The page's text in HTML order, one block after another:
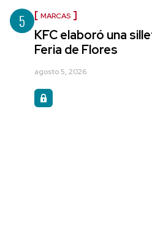
5 MARCAS
KFC elaboró una
Feria de Flores
agosto 5, 2026